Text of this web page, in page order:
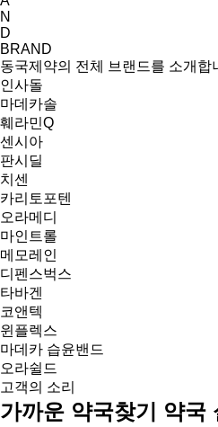
N
D
BRAND
동국제약의 전체 브랜드를 소개합
인사돌
마데카솔
훼라민Q
센시아
판시딜
치센
카리토포텐
오라메디
마인트롤
메모레인
디펜스벅스
타바겐
코앤텍
윈플렉스
마데카 습윤밴드
오라쉴드
고객의 소리
가까운 약국찾기
약국